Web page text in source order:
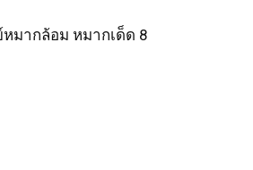
หมากล้อม หมากเด็ด 8